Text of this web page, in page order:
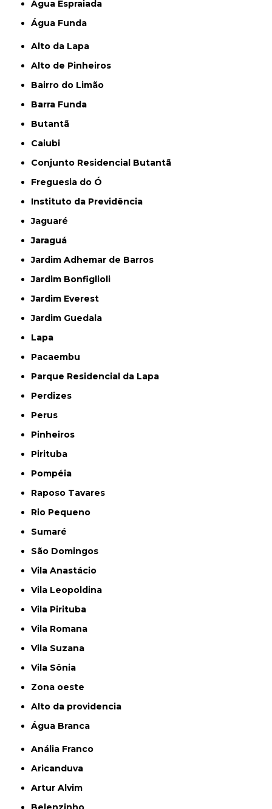
Água Espraiada
Água Funda
Alto da Lapa
Alto de Pinheiros
Bairro do Limão
Barra Funda
Butantã
Caiubi
Conjunto Residencial Butantã
Freguesia do Ó
Instituto da Previdência
Jaguaré
Jaraguá
Jardim Adhemar de Barros
Jardim Bonfiglioli
Jardim Everest
Jardim Guedala
Lapa
Pacaembu
Parque Residencial da Lapa
Perdizes
Perus
Pinheiros
Pirituba
Pompéia
Raposo Tavares
Rio Pequeno
Sumaré
São Domingos
Vila Anastácio
Vila Leopoldina
Vila Pirituba
Vila Romana
Vila Suzana
Vila Sônia
Zona oeste
alto da providencia
Água Branca
Anália Franco
Aricanduva
Artur Alvim